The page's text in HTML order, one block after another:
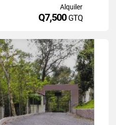
Alquiler
Q7,500 GTQ